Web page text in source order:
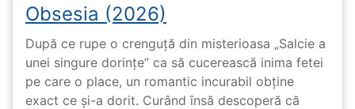
Obsesia (2026)
După ce rupe o crenguță din misterioasa „Salcie a
unei singure dorințe” ca să cucerească inima fetei
pe care o place, un romantic incurabil obține
exact ce și-a dorit. Curând însă descoperă că